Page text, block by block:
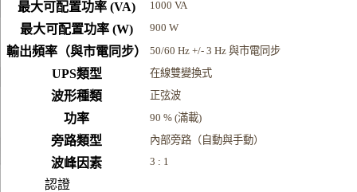
最大可配置功率 (VA)
1000 VA
最大可配置功率 (W) 900 W
輸出頻率（與市電同步） 50/60 Hz +/- 3 Hz 與市電同步
UPS類型 在線雙變換式
波形種類 正弦波
功率 90 % (滿載)
旁路類型 內部旁路（自動與手動）
波峰因素 3 : 1
認證